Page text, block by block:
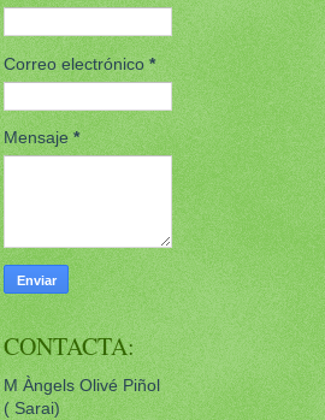
Correo electrónico*
Mensaje*
CONTACTA:
M Àngels Olivé Piñol
( Sarai)